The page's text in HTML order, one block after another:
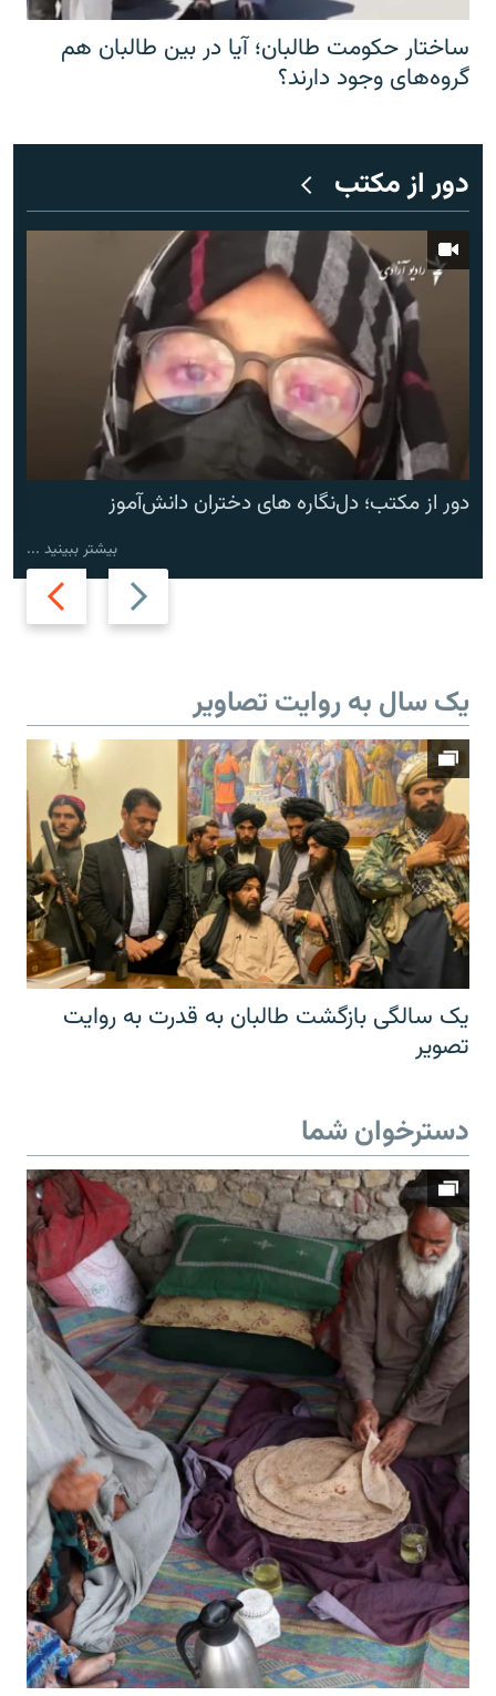
ساختار حکومت طالبان؛ آیا در بین طالبان هم
گروه‌های وجود دارند؟
دور از مکتب
Previous
slide
Next
slide
دور از مکتب؛ دل‌نگاره های دختران دانش‌آموز
بیشتر ببینید ...
یک سال به روایت تصاویر
یک سالگی بازگشت طالبان به قدرت به روایت
تصویر
دسترخوان شما